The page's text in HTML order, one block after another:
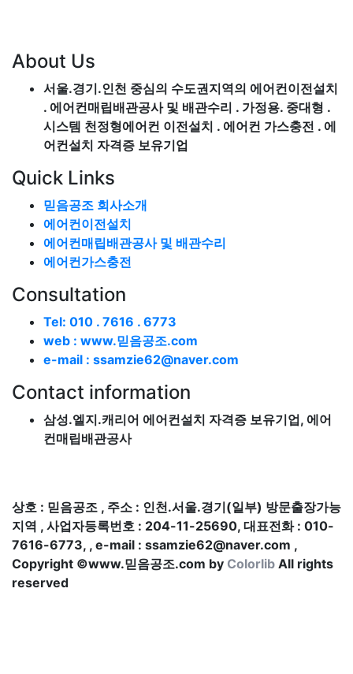
About Us
서울.경기.인천 중심의 수도권지역의 에어컨이전설치
. 에어컨매립배관공사 및 배관수리 . 가정용. 중대형 .
시스템 천정형에어컨 이전설치 . 에어컨 가스충전 . 에
어컨설치 자격증 보유기업
Quick Links
믿음공조 회사소개
에어컨이전설치
에어컨매립배관공사 및 배관수리
에어컨가스충전
Consultation
Tel: 010 . 7616 . 6773
web : www.믿음공조.com
e-mail : ssamzie62@naver.com
Contact information
삼성.엘지.캐리어 에어컨설치 자격증 보유기업, 에어
컨매립배관공사
상호 : 믿음공조 , 주소 : 인천.서울.경기(일부) 방문출장가능
지역 , 사업자등록번호 : 204-11-25690, 대표전화 : 010-
7616-6773, , e-mail : ssamzie62@naver.com ,
Copyright ©www.믿음공조.com by Colorlib All rights
reserved